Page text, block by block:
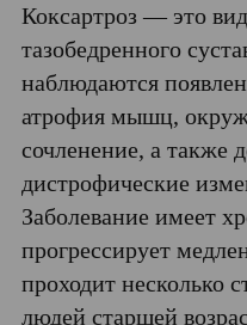
Коксартроз — это
тазобедренного
наблюдаются
атрофия мышц,
сочленение, а также
дистрофические
Заболевание имеет
прогрессирует
проходит несколько
людей старшей